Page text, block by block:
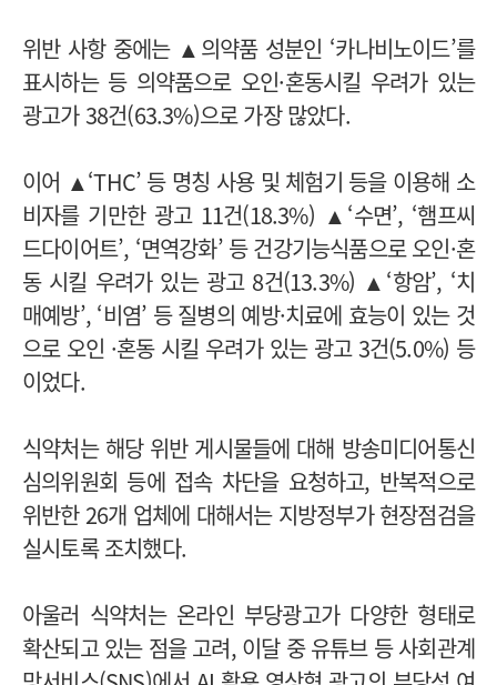
위반 사항 중에는 ▲의약품 성분인 ‘카나비노이드’를
표시하는 등 의약품으로 오인·혼동시킬 우려가 있는
광고가 38건(63.3%)으로 가장 많았다.
이어 ▲‘THC’ 등 명칭 사용 및 체험기 등을 이용해 소
비자를 기만한 광고 11건(18.3%) ▲‘수면’, ‘햄프씨
드다이어트’, ‘면역강화’ 등 건강기능식품으로 오인·혼
동 시킬 우려가 있는 광고 8건(13.3%) ▲‘항암’, ‘치
매예방’, ‘비염’ 등 질병의 예방·치료에 효능이 있는 것
으로 오인 ·혼동 시킬 우려가 있는 광고 3건(5.0%) 등
이었다.
식약처는 해당 위반 게시물들에 대해 방송미디어통신
심의위원회 등에 접속 차단을 요청하고, 반복적으로
위반한 26개 업체에 대해서는 지방정부가 현장점검을
실시토록 조치했다.
아울러 식약처는 온라인 부당광고가 다양한 형태로
확산되고 있는 점을 고려, 이달 중 유튜브 등 사회관계